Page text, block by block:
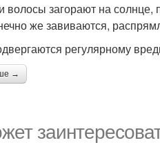
загорают на солнце,
же завиваются,
регулярному
→